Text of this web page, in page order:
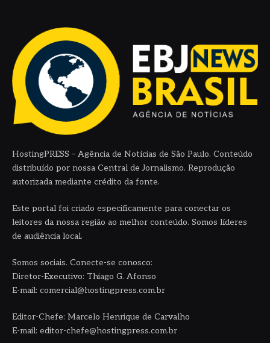
HostingPRESS – Agência de Notícias de São Paulo. Conteúdo
distribuído por nossa Central de Jornalismo. Reprodução
autorizada mediante crédito da fonte.
Este portal foi criado especificamente para conectar os
leitores da nossa região ao melhor conteúdo. Somos líderes
de audiência local.
Somos sociais. Conecte-se conosco:
Diretor-Executivo: Thiago G. Afonso
E-mail: comercial@hostingpress.com.br
Editor-Chefe: Marcelo Henrique de Carvalho
E-mail: editor-chefe@hostingpress.com.br